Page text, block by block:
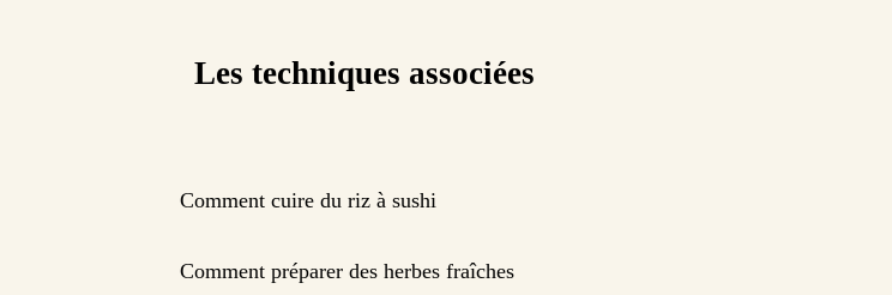
Les techniques associées
Comment cuire du riz à sushi
Comment préparer des herbes fraîches